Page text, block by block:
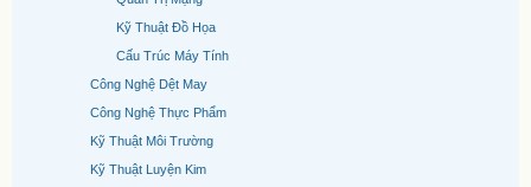
Kỹ Thuật Đồ Họa
Cấu Trúc Máy Tính
Công Nghệ Dệt May
Công Nghệ Thực Phẩm
Kỹ Thuật Môi Trường
Kỹ Thuật Luyện Kim